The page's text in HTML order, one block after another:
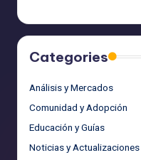
Categories
Análisis y Mercados
Comunidad y Adopción
Educación y Guías
Noticias y Actualizaciones